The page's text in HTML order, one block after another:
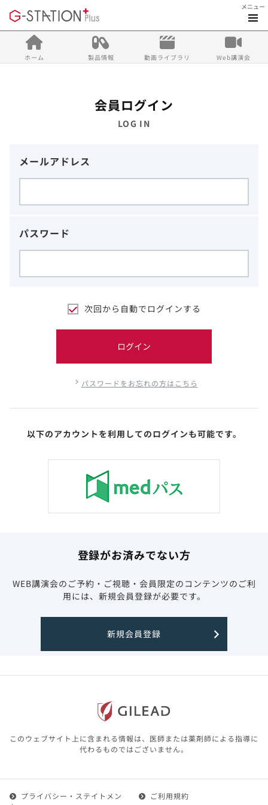
メニュー
ホーム 製品情報 動画ライブラリ Web講演会
会員ログイン
LOG IN
メールアドレス
パスワード
次回から自動でログインする
ログイン
パスワードをお忘れの方はこちら
以下のアカウントを利用してのログインも可能です。
登録がお済みでない方
WEB講演会のご予約・ご視聴・会員限定のコンテンツのご利
用には、新規会員登録が必要です。
新規会員登録
このウェブサイト上に含まれる情報は、医師または薬剤師による指導に
代わるものではございません。
プライバシー・ステイトメン
ご利用規約